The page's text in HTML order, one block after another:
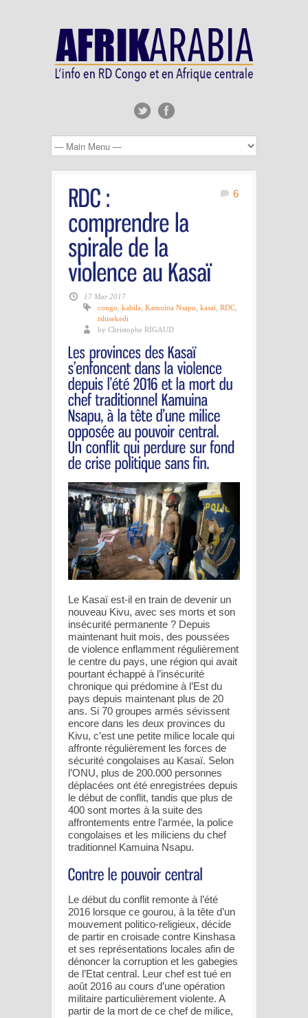
6
17 Mar 2017
congo kabila Kamuina Nsapu kasaï RDC
tshisekedi
by Christophe RIGAUD
Le Kasaï est-il en train de devenir un
nouveau Kivu, avec ses morts et son
insécurité permanente ? Depuis
maintenant huit mois, des poussées
de violence enflamment régulièrement
le centre du pays, une région qui avait
pourtant échappé à l’insécurité
chronique qui prédomine à l’Est du
pays depuis maintenant plus de 20
ans. Si 70 groupes armés sévissent
encore dans les deux provinces du
Kivu, c’est une petite milice locale qui
affronte régulièrement les forces de
sécurité congolaises au Kasaï. Selon
l’ONU, plus de 200.000 personnes
déplacées ont été enregistrées depuis
le début de conflit, tandis que plus de
400 sont mortes à la suite des
affrontements entre l’armée, la police
congolaises et les miliciens du chef
traditionnel Kamuina Nsapu.
Le début du conflit remonte à l’été
2016 lorsque ce gourou, à la tête d’un
mouvement politico-religieux, décide
de partir en croisade contre Kinshasa
et ses représentations locales afin de
dénoncer la corruption et les gabegies
de l’Etat central. Leur chef est tué en
août 2016 au cours d’une opération
militaire particulièrement violente. A
partir de la mort de ce chef de milice,